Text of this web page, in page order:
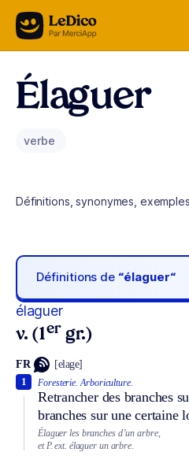
Aller au contenu
Élaguer
verbe
Définitions, synonymes,
Définitions de “élaguer“
élaguer
v. (1er gr.)
FR [elage]
Foresterie. Arboriculture.
Retrancher des branches
branches sur une certaine
1
Élaguer les branches d’un arbre,
etP. ext. élaguer un arbre.